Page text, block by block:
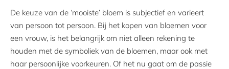
De keuze van de ‘mooiste’ bloem is subjectief en varieert
van persoon tot persoon. Bij het kopen van bloemen voor
een vrouw, is het belangrijk om niet alleen rekening te
houden met de symboliek van de bloemen, maar ook met
haar persoonlijke voorkeuren. Of het nu gaat om de passie